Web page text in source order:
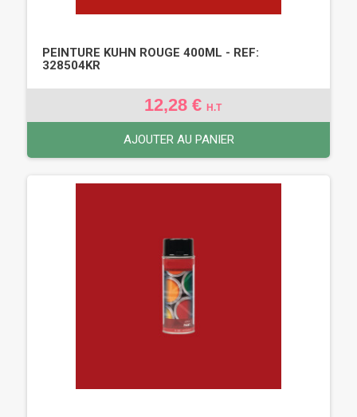
PEINTURE KUHN ROUGE 400ML - REF:
328504KR
12,28 € H.T
AJOUTER AU PANIER